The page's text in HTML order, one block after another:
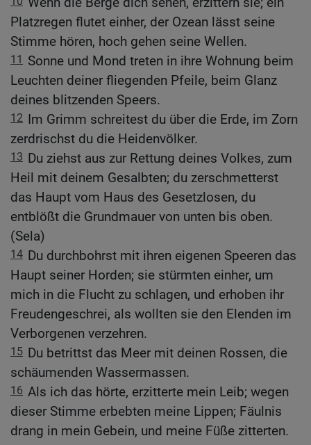
Platzregen flutet einher, der Ozean lässt seine
Stimme hören, hoch gehen seine Wellen.
11
Sonne und Mond treten in ihre Wohnung beim
Leuchten deiner fliegenden Pfeile, beim Glanz
deines blitzenden Speers.
12 Im Grimm schreitest du über die Erde, im Zorn
zerdrischst du die Heidenvölker.
13 Du ziehst aus zur Rettung deines Volkes, zum
Heil mit deinem Gesalbten; du zerschmetterst
das Haupt vom Haus des Gesetzlosen, du
entblößt die Grundmauer von unten bis oben.
(Sela)
14 Du durchbohrst mit ihren eigenen Speeren das
Haupt seiner Horden; sie stürmten einher, um
mich in die Flucht zu schlagen, und erhoben ihr
Freudengeschrei, als wollten sie den Elenden im
Verborgenen verzehren.
15 Du betrittst das Meer mit deinen Rossen, die
schäumenden Wassermassen.
16 Als ich das hörte, erzitterte mein Leib; wegen
dieser Stimme erbebten meine Lippen; Fäulnis
drang in mein Gebein, und meine Füße zitterten.